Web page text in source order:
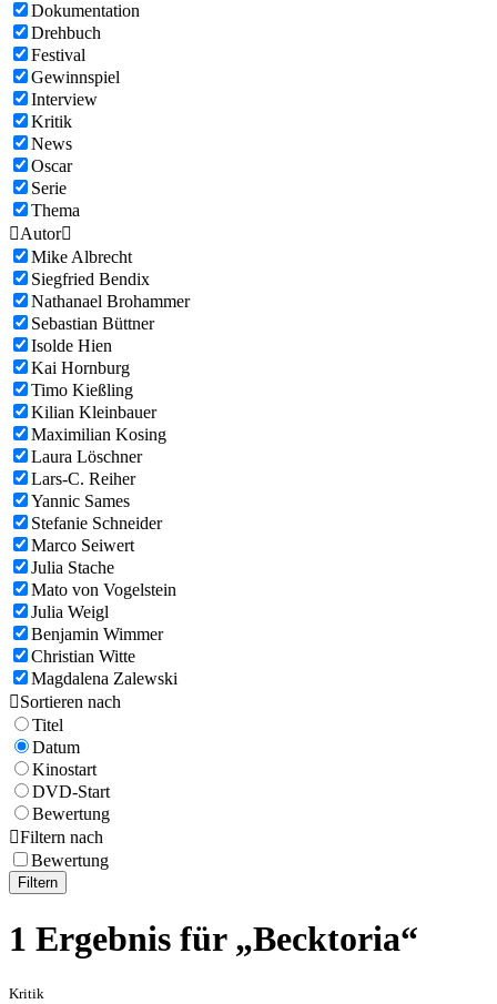
Dokumentation
Drehbuch
Festival
Gewinnspiel
Interview
Kritik
News
Oscar
Serie
Thema
Autor
Mike Albrecht
Siegfried Bendix
Nathanael Brohammer
Sebastian Büttner
Isolde Hien
Kai Hornburg
Timo Kießling
Kilian Kleinbauer
Maximilian Kosing
Laura Löschner
Lars-C. Reiher
Yannic Sames
Stefanie Schneider
Marco Seiwert
Julia Stache
Mato von Vogelstein
Julia Weigl
Benjamin Wimmer
Christian Witte
Magdalena Zalewski
Sortieren nach
Titel
Datum
Kinostart
DVD-Start
Bewertung
Filtern nach
Bewertung
Filtern
1 Ergebnis für „Becktoria“
Kritik